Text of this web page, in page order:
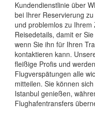
Kundendienstlinie über
bei Ihrer Reservierung
und problemlos zu
Reisedetails, damit er
wenn Sie ihn für Ihren
kontaktieren kann.
fleißige Profis und
Flugverspätungen alle
mitteilen. Sie können
Istanbul genießen,
Flughafentransfers